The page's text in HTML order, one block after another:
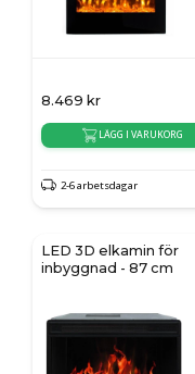
8.469 kr
LÄGG I VARUKORG
2-6 arbetsdagar
LED 3D elkamin för
inbyggnad - 87 cm